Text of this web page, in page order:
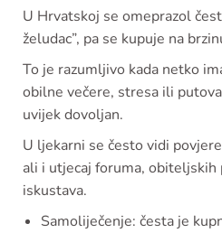
U Hrvatskoj se omeprazol
želudac”, pa se kupuje na
To je razumljivo kada netko
obilne večere, stresa ili
uvijek dovoljan.
U ljekarni se često vidi
ali i utjecaj foruma, obiteljskih
iskustava.
Samoliječenje: česta je